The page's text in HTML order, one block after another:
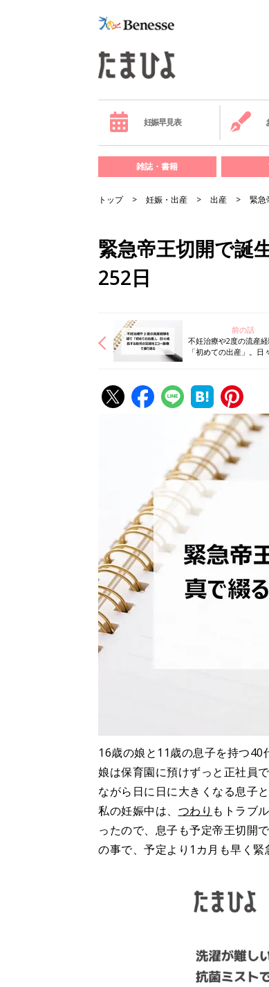
妊娠早見表
雑誌・書籍
トップ 妊娠・出産 出産 緊急
緊急帝王切開で誕
252日
前の話
不妊治療や2度の流産
「初めての出産」。日
16歳の娘と11歳の息子を持つ
娘は保育園に預けずっと正社員
ながら日に日に大きくなる息子
私の妊娠中は、 つわり もトラブ
ったので、息子も予定帝王切開
の事で、予定より1カ月も早く緊